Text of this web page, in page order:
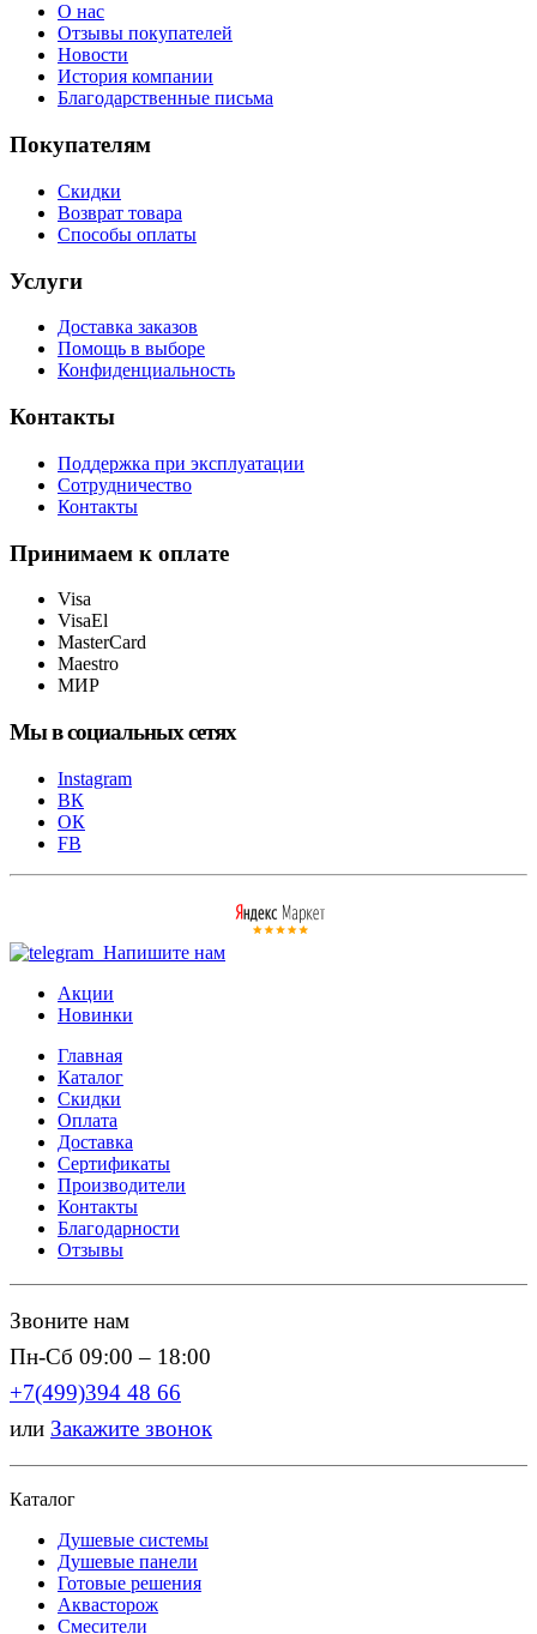
О нас
Отзывы покупателей
Новости
История компании
Благодарственные письма
Покупателям
Скидки
Возврат товара
Способы оплаты
Услуги
Доставка заказов
Помощь в выборе
Конфиденциальность
Контакты
Поддержка при эксплуатации
Сотрудничество
Контакты
Принимаем к оплате
Visa
VisaEl
MasterCard
Maestro
МИР
Мы в социальных сетях
Instagram
ВК
ОК
FB
Напишите нам
Акции
Новинки
Главная
Каталог
Скидки
Оплата
Доставка
Сертификаты
Производители
Контакты
Благодарности
Отзывы
Звоните нам
Пн-Сб 09:00 – 18:00
+7(499)394 48 66
или Закажите звонок
Каталог
Душевые системы
Душевые панели
Готовые решения
Аквасторож
Смесители